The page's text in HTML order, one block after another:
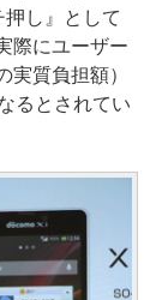
し』として
際にユーザー
質負担額）
るとされてい